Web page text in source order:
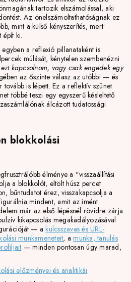
tartozik elszámolással, aki
Az önelszámoltathatóságnak ez
mint a külső kényszerítés, mert
ki.
a reflexió pillanataként is
múlását, kénytelen szembenézni
kapcsolnom, vagy csak engedek egy
az őszinte válasz az utóbbi — és
is lépett. Ez a reflektív szünet
többé teszi egy egyszerű késleltető
álcázott tudatossági
blokkolási
élménye a "visszaállítási
a blokkolót, eltölt húsz percet
bűntudatot érez, visszakapcsolja a
mindent, amit az imént
már az első lépésnél rövidre zárja
kikapcsolás megakadályozásával
— akulcsszavas és URL-
munkameneteit, amunka, tanulás
— minden pontosan úgy marad,
előzményei és analitikái